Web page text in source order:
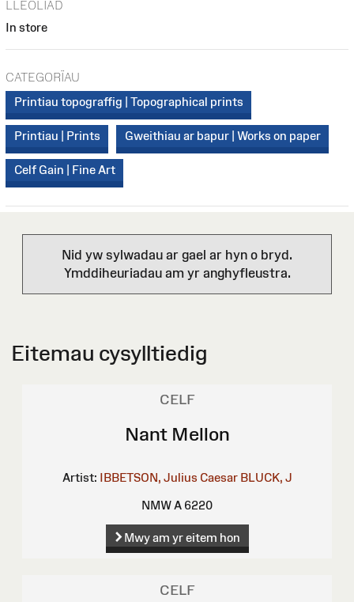
LLEOLIAD
In store
CATEGORÏAU
Printiau topograffig | Topographical prints
Printiau | Prints Gweithiau ar bapur | Works on paper
Celf Gain | Fine Art
Nid yw sylwadau ar gael ar hyn o bryd.
Ymddiheuriadau am yr anghyfleustra.
Eitemau cysylltiedig
CELF
Nant Mellon
Artist: IBBETSON, Julius Caesar BLUCK, J
NMW A 6220
Mwy am yr eitem hon
CELF